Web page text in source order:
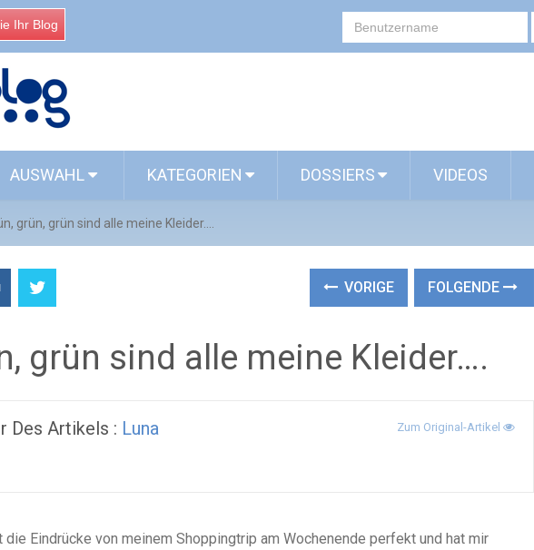
Ihr Blog
AUSWAHL KATEGORIEN DOSSIERS VIDEOS
grün, grün sind alle meine Kleider….
VORIGE FOLGENDE
grün sind alle meine Kleider….
Des Artikels : Luna Zum Original-Artikel
Eindrücke von meinem Shoppingtrip am Wochenende perfekt und hat mir